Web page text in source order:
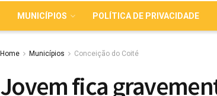
MUNICÍPIOS POLÍTICA DE PRIVACIDADE
Home Municípios Conceição do Coité
Jovem fica